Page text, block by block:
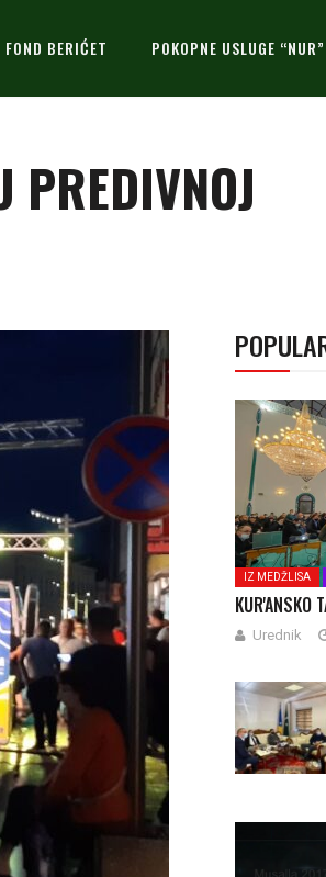
BERIĆET POKOPNE USLUGE “NUR”
IZ MEDŽLISA
KUR'ANSKO
Urednik